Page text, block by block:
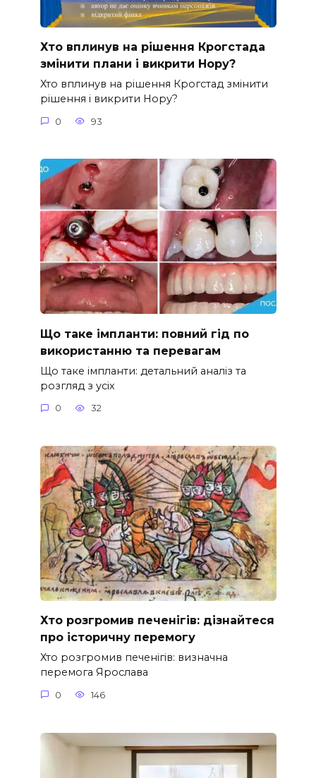
Хто вплинув на рішення Крогстада
змінити плани і викрити Нору?
Хто вплинув на рішення Крогстад змінити
рішення і викрити Нору?
0 93
Що таке імпланти: повний гід по
використанню та перевагам
Що таке імпланти: детальний аналіз та
розгляд з усіх
0 32
Хто розгромив печенігів: дізнайтеся
про історичну перемогу
Хто розгромив печенігів: визначна
перемога Ярослава
0 146